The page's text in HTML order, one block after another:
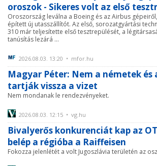
oroszok - Sikeres volt az első
Oroszország leválna a Boeing és az Airbus
épített új utasszállítót. Az első, sorozatgyártási
310 már teljesítette első tesztrepülését, a
tanúsítás lezárá ...
2026.08.03. 13:20 • mfor.hu
Magyar Péter: Nem a németek és
tartják vissza a vizet
Nem mondanak le rendezvényeket.
2026.08.03. 12:15 • vg.hu
Bivalyerős konkurenciát kap az
belép a régióba a Raiffeisen
Fokozza jelenlétét a volt Jugoszlávia területén az